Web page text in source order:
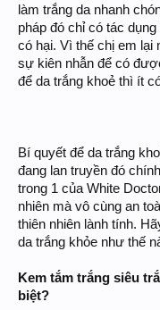
làm trắng da nhanh
pháp đó chỉ có tác
có hại. Vì thế chị em lại
sự kiên nhẫn để có
để da trắng khoẻ thì ít
Bí quyết để da trắng
đang lan truyền đó
trong 1 của White
nhiên mà vô cùng an
thiên nhiên lành tính.
da trắng khỏe như thế
Kem tắm trắng siêu
biệt?